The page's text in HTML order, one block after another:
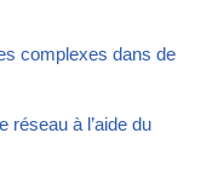
complexes dans de
réseau à l’aide du